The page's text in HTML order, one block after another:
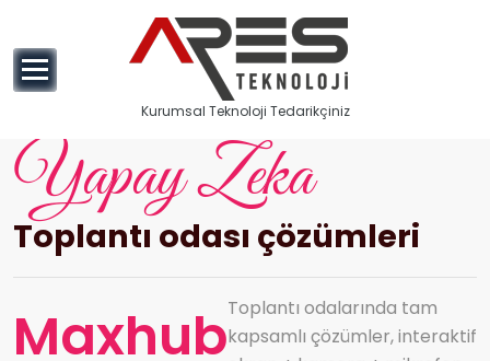
Kurumsal Teknoloji Tedarikçiniz
Yapay Zeka
Toplantı odası çözümleri
MaxhubToplantı odalarında tam
kapsamlı çözümler, interaktif